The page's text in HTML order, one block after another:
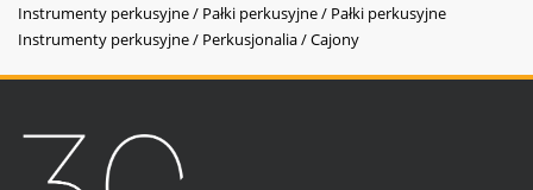
Instrumenty perkusyjne / Pałki perkusyjne / Pałki perkusyjne
Instrumenty perkusyjne / Perkusjonalia / Cajony